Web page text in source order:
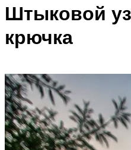
Штыковой
крючка